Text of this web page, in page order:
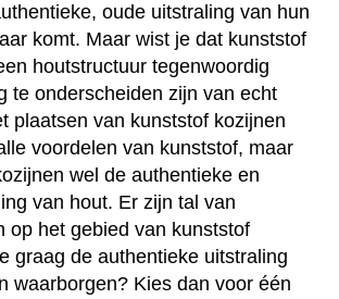
oude uitstraling van hun
komt. Maar wist je dat kunststof
houtstructuur tegenwoordig
te onderscheiden zijn van echt
plaatsen van kunststof kozijnen
voordelen van kunststof, maar
wel de authentieke en
van hout. Er zijn tal van
op het gebied van kunststof
graag de authentieke uitstraling
waarborgen? Kies dan voor één